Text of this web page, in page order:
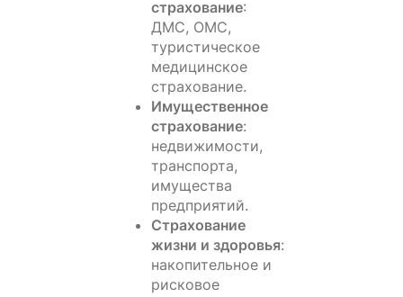
страхование:
ДМС, ОМС,
туристическое
медицинское
страхование.
Имущественное
страхование:
недвижимости,
транспорта,
имущества
предприятий.
Страхование
жизни и здоровья:
накопительное и
рисковое